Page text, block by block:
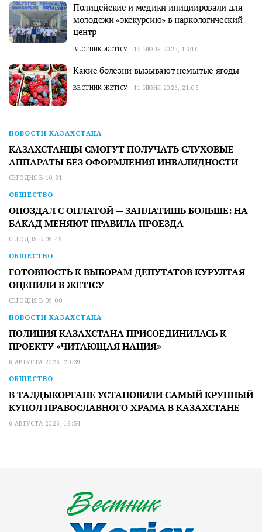
Полицейские и медики инициировали для
молодежи «экскурсию» в наркологический
центр
ВЕСТНИК ЖЕТІСУ 15 ИЮНЯ 2023, 16:10
Какие болезни вызывают немытые ягоды
ВЕСТНИК ЖЕТІСУ 11 ИЮНЯ 2023, 21:05
НОВОСТИ КАЗАХСТАНА
КАЗАХСТАНЦЫ СМОГУТ ПОЛУЧАТЬ СЛУХОВЫЕ
АППАРАТЫ БЕЗ ОФОРМЛЕНИЯ ИНВАЛИДНОСТИ
СЕГОДНЯ В 10:31
ОБЩЕСТВО
ОПОЗДАЛ С ОПЛАТОЙ — ЗАПЛАТИШЬ БОЛЬШЕ: НА
БАКАД МЕНЯЮТ ПРАВИЛА ПРОЕЗДА
СЕГОДНЯ В 09:49
ОБЩЕСТВО
ГОТОВНОСТЬ К ВЫБОРАМ ДЕПУТАТОВ КУРУЛТАЯ
ОЦЕНИЛИ В ЖЕТІСУ
СЕГОДНЯ В 09:00
НОВОСТИ КАЗАХСТАНА
ПОЛИЦИЯ КАЗАХСТАНА ПРИСОЕДИНИЛАСЬ К
ПРОЕКТУ «ЧИТАЮЩАЯ НАЦИЯ»
6 АВГУСТА 2026, 20:39
ОБЩЕСТВО
В ТАЛДЫКОРГАНЕ УСТАНОВИЛИ САМЫЙ КРУПНЫЙ
КУПОЛ ПРАВОСЛАВНОГО ХРАМА В КАЗАХСТАНЕ
6 АВГУСТА 2026, 19:54